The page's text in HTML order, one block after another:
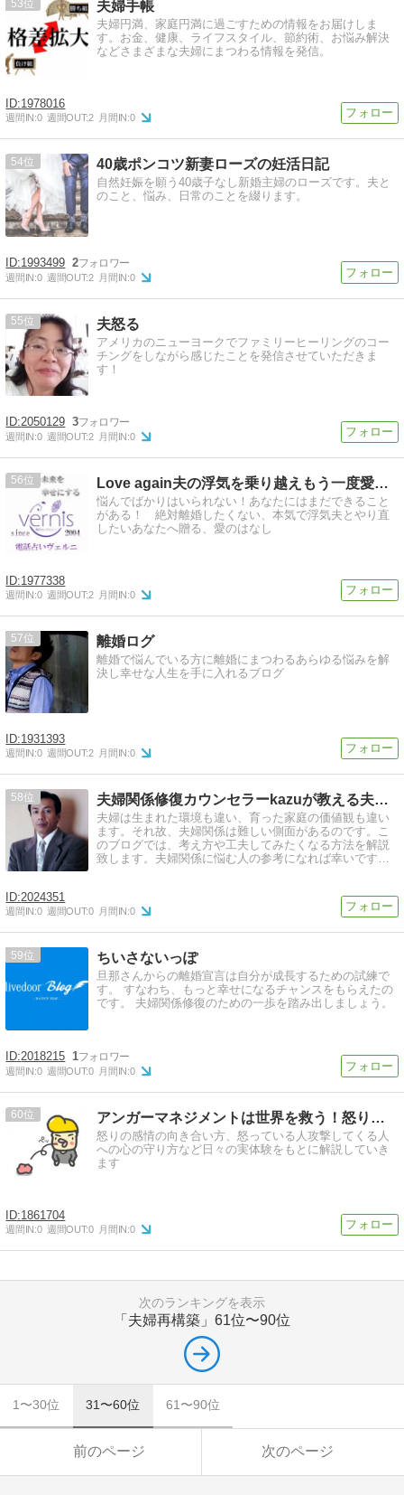
53 夫婦手帳
夫婦円満、家庭円満に過ごすための情報をお届けしま
す。お金、健康、ライフスタイル、節約術、お悩み解決
などさまざまな夫婦にまつわる情報を発信。
1978016
週間IN:0 週間OUT:2 月間IN:0
54 40歳ポンコツ新妻ローズの妊活日記
自然妊娠を願う40歳子なし新婚主婦のローズです。夫と
のこと、悩み、日常のことを綴ります。
1993499 2
週間IN:0 週間OUT:2 月間IN:0
55 夫怒る
アメリカのニューヨークでファミリーヒーリングのコー
チングをしながら感じたことを発信させていただきま
す！
2050129 3
週間IN:0 週間OUT:2 月間IN:0
56 Love again夫の浮気を乗り越えもう一度愛し合うために
悩んでばかりはいられない！あなたにはまだできること
がある！ 絶対離婚したくない、本気で浮気夫とやり直
したいあなたへ贈る、愛のはなし
1977338
週間IN:0 週間OUT:2 月間IN:0
57 離婚ログ
離婚で悩んでいる方に離婚にまつわるあらゆる悩みを解
決し幸せな人生を手に入れるブログ
1931393
週間IN:0 週間OUT:2 月間IN:0
58 夫婦関係修復カウンセラーkazuが教える夫婦円満の秘訣
夫婦は生まれた環境も違い、育った家庭の価値観も違い
ます。それ故、夫婦関係は難しい側面があるのです。こ
のブログでは、考え方や工夫してみたくなる方法を解説
致します。夫婦関係に悩む人の参考になれば幸いです。
2024351
週間IN:0 週間OUT:0 月間IN:0
59 ちいさないっぽ
旦那さんからの離婚宣言は自分が成長するための試練で
す。 すなわち、もっと幸せになるチャンスをもらえたの
です。 夫婦関係修復のための一歩を踏み出しましょう。
2018215 1
週間IN:0 週間OUT:0 月間IN:0
60 アンガーマネジメントは世界を救う！怒り、イライラの感情と上…
怒りの感情の向き合い方、怒っている人攻撃してくる人
への心の守り方など日々の実体験をもとに解説していき
ます
1861704
週間IN:0 週間OUT:0 月間IN:0
次のランキングを表示
「夫婦再構築」 61位〜90位
1〜30位 31〜60位 61〜90位
前のページ 次のページ